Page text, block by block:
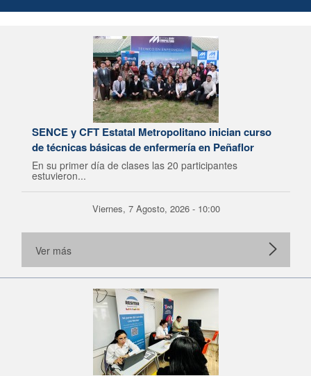
SENCE y CFT Estatal Metropolitano inician curso
de técnicas básicas de enfermería en Peñaflor
En su primer día de clases las 20 participantes
estuvieron...
Viernes, 7 Agosto, 2026 - 10:00
Ver más